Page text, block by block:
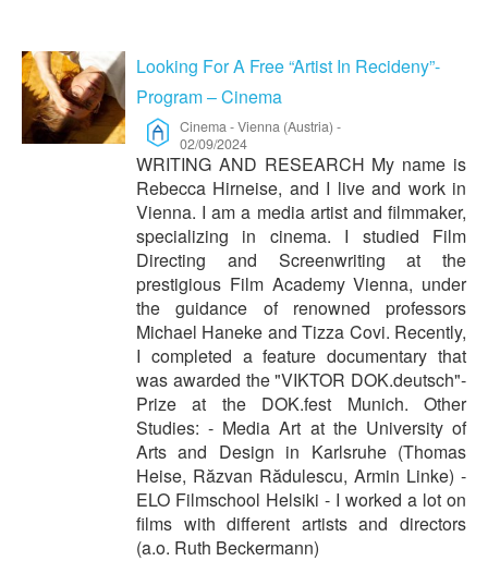
Looking For A Free “Artist In Recideny”-
Program – Cinema
Cinema-Vienna (Austria) -
02/09/2024
WRITING AND RESEARCH My name is
Rebecca Hirneise, and I live and work in
Vienna. I am a media artist and filmmaker,
specializing in cinema. I studied Film
Directing and Screenwriting at the
prestigious Film Academy Vienna, under
the guidance of renowned professors
Michael Haneke and Tizza Covi. Recently,
I completed a feature documentary that
was awarded the "VIKTOR DOK.deutsch"-
Prize at the DOK.fest Munich. Other
Studies: - Media Art at the University of
Arts and Design in Karlsruhe (Thomas
Heise, Răzvan Rădulescu, Armin Linke) -
ELO Filmschool Helsiki - I worked a lot on
films with different artists and directors
(a.o. Ruth Beckermann)